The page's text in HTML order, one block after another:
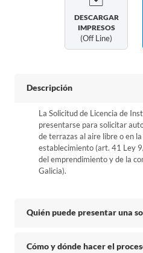
DESCARGAR
IMPRESOS
(off Line)
Descripción
La Solicitud de Licencia de
presentarse para solicitar
de terrazas al aire libre o en
establecimiento (art. 41 Ley
del emprendimiento y de la
Galicia).
Quién puede presentar una
Cómo y dónde hacer el